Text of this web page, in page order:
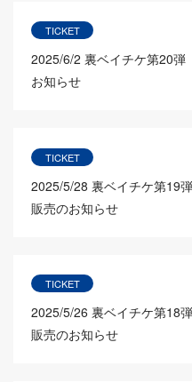
TICKET
2025/6/2 裏ベイチケ第20弾
お知らせ
TICKET
2025/5/28 裏ベイチケ第19
販売のお知らせ
TICKET
2025/5/26 裏ベイチケ第18
販売のお知らせ